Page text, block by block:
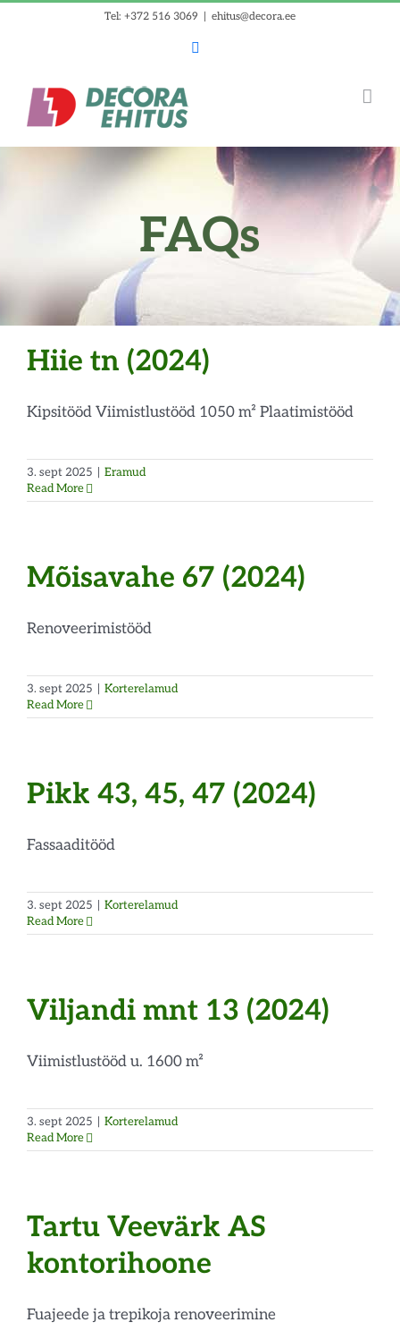
Tel: +372 516 3069 ehitus@decora.ee
FAQs
Hiie tn (2024)
Kipsitööd Viimistlustööd 1050 m² Plaatimistööd
3. sept 2025
Eramud
Read More
Mõisavahe 67 (2024)
Renoveerimistööd
3. sept 2025
Korterelamud
Read More
Pikk 43, 45, 47 (2024)
Fassaaditööd
3. sept 2025
Korterelamud
Read More
Viljandi mnt 13 (2024)
Viimistlustööd u. 1600 m²
3. sept 2025
Korterelamud
Read More
Tartu Veevärk AS
kontorihoone
Fuajeede ja trepikoja renoveerimine